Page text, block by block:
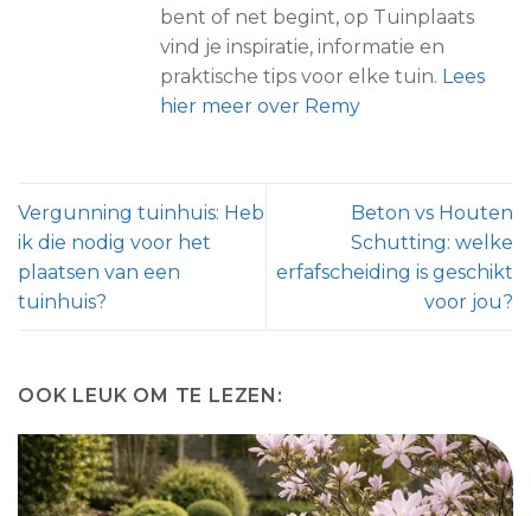
bent of net begint, op Tuinplaats
vind je inspiratie, informatie en
praktische tips voor elke tuin. Lees
hier meer over Remy
Vergunning tuinhuis: Heb
ik die nodig voor het
plaatsen van een
tuinhuis?
Beton vs Houten
Schutting: welke
erfafscheiding is geschikt
voor jou?
OOK LEUK OM TE LEZEN: